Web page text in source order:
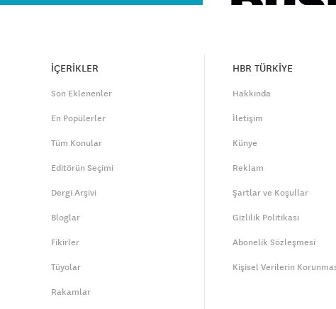
İÇERİKLER
Son Eklenenler
En Popülerler
Tüm Konular
Editörün Seçimi
Dergi Arşivi
Bloglar
Fikirler
Tüyolar
Rakamlar
HBR TÜRKİYE
Hakkında
İletişim
Künye
Reklam
Şartlar ve Koşullar
Gizlilik Politikası
Abonelik Sözleşmesi
Kişisel Verilerin